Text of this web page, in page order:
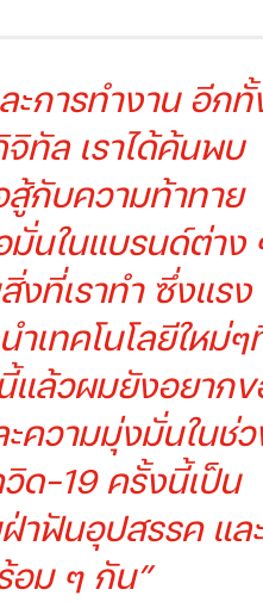
ะการทำงาน อีกทั้
ทัล เราได้ค้นพบ
กับความท้าทาย
นในแบรนด์ต่าง
งที่เราทำ ซึ่งแรง
เทคโนโลยีใหม่ๆ
แล้วผมยังอยาก
ความมุ่งมั่นในช่
ด-19 ครั้งนี้เป็น
าฟันอุปสรรค แล
อม ๆ กัน”